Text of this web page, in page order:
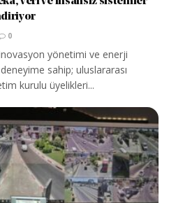
0
yönetimi ve enerji
sahip; uluslararası
kurulu üyelikleri...